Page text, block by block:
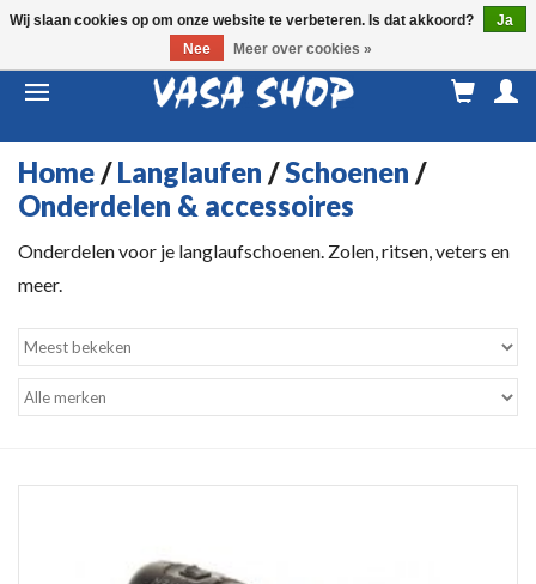
Home/Langlaufen /Schoenen /
Onderdelen & accessoires
Onderdelen voor je langlaufschoenen. Zolen, ritsen, veters en
meer.
Wij slaan cookies op om onze website te verbeteren. Is dat akkoord?
Ja
Nee
Meer over cookies »